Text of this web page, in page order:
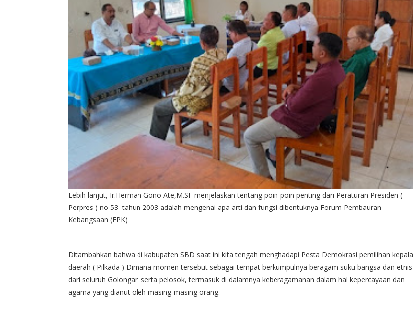
Lebih lanjut, Ir.Herman Gono Ate,M.SI menjelaskan tentang poin-poin penting dari Peraturan Presiden (
Perpres ) no 53 tahun 2003 adalah mengenai apa arti dan fungsi dibentuknya Forum Pembauran
Kebangsaan (FPK)
Ditambahkan bahwa di kabupaten SBD saat ini kita tengah menghadapi Pesta Demokrasi pemilihan kepala
daerah ( Pilkada ) Dimana momen tersebut sebagai tempat berkumpulnya beragam suku bangsa dan etnis
dari seluruh Golongan serta pelosok, termasuk di dalamnya keberagamanan dalam hal kepercayaan dan
agama yang dianut oleh masing-masing orang.